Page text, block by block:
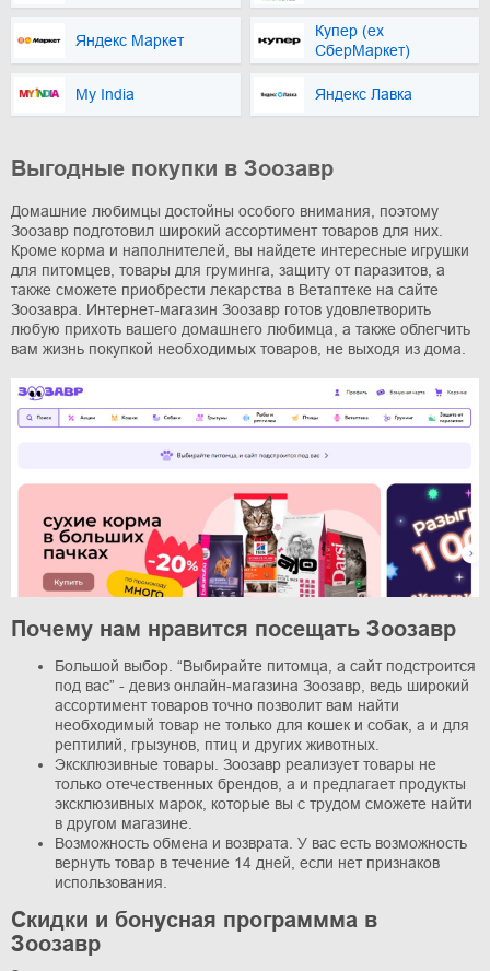
Яндекс Маркет
Купер (ex
СберМаркет)
My India Яндекс Лавка
Выгодные покупки в Зоозавр
Домашние любимцы достойны особого внимания, поэтому
Зоозавр подготовил широкий ассортимент товаров для них.
Кроме корма и наполнителей, вы найдете интересные игрушки
для питомцев, товары для груминга, защиту от паразитов, а
также сможете приобрести лекарства в Ветаптеке на сайте
Зоозавра. Интернет-магазин Зоозавр готов удовлетворить
любую прихоть вашего домашнего любимца, а также облегчить
вам жизнь покупкой необходимых товаров, не выходя из дома.
Почему нам нравится посещать Зоозавр
Большой выбор. “Выбирайте питомца, а сайт подстроится
под вас” - девиз онлайн-магазина Зоозавр, ведь широкий
ассортимент товаров точно позволит вам найти
необходимый товар не только для кошек и собак, а и для
рептилий, грызунов, птиц и других животных.
Эксклюзивные товары. Зоозавр реализует товары не
только отечественных брендов, а и предлагает продукты
эксклюзивных марок, которые вы с трудом сможете найти
в другом магазине.
Возможность обмена и возврата. У вас есть возможность
вернуть товар в течение 14 дней, если нет признаков
использования.
Скидки и бонусная программма в
Зоозавр